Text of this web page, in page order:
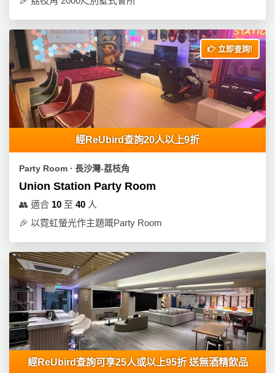
立即查詢!
經ReUbird查詢20人以上9折
Party Room ∙ 長沙灣-荔枝角
Union Station Party Room
👥 適合 10 至 40 人
🎉 以霓虹螢光作主題嘅Party Room
經ReUbird查詢可享25人或以上95折 送無酒精飲品